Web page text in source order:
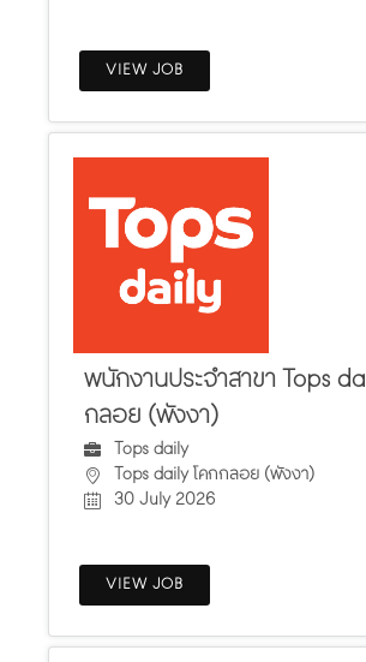
VIEW JOB
พนักงานประจำสาขา Tops
กลอย (พังงา)
Tops daily
Tops daily โคกกลอย (พังงา)
30 July 2026
VIEW JOB